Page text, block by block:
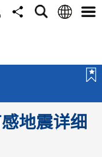
分
搜
语
选
地震详细